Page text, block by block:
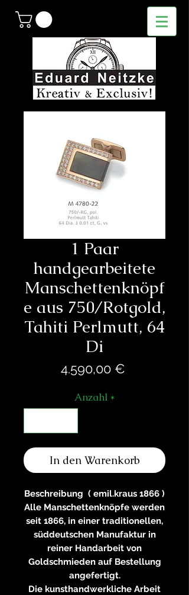
1 Paar
handgearbeitete
Manschettenknöpf
e aus 750/Rotgold,
Tahiti Perlmutt, 64
Di
4.590,00 €
Anzahl *
In den Warenkorb
Beschreibung ( emil.kraus 1866 )
Alle Manschettenknöpfe werden
seit 1866, in einer traditionellen,
süddeutschen Manufaktur in
reiner Handarbeit von
Goldschmieden auf Bestellung
angefertigt.
Die kunsthandwerkliche Arbeit